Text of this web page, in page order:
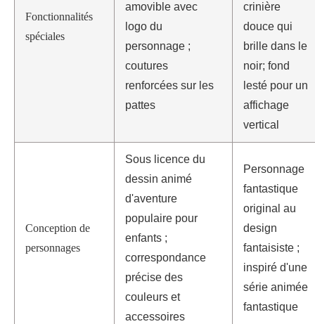
Fonctionnalités
spéciales
amovible avec
logo du
personnage ;
coutures
renforcées sur les
pattes
crinière
douce qui
brille dans le
noir; fond
lesté pour un
affichage
vertical
Conception de
personnages
Sous licence du
dessin animé
d'aventure
populaire pour
enfants ;
correspondance
précise des
couleurs et
accessoires
Personnage
fantastique
original au
design
fantaisiste ;
inspiré d'une
série animée
fantastique